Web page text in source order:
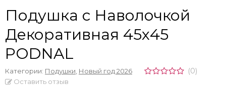
Подушка с Наволочкой
Декоративная 45х45
PODNAL
Категории: Подушки Новый год 2026 (0)
Оставить отзыв